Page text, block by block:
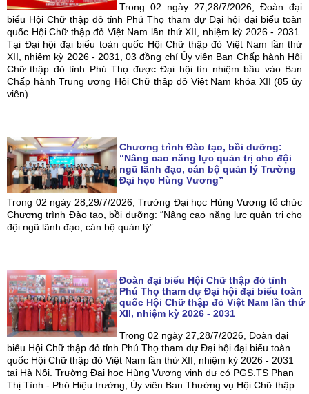
Trong 02 ngày 27,28/7/2026, Đoàn đại
biểu Hội Chữ thập đỏ tỉnh Phú Thọ tham dự Đại hội đại biểu toàn
quốc Hội Chữ thập đỏ Việt Nam lần thứ XII, nhiệm kỳ 2026 - 2031.
Tại Đại hội đại biểu toàn quốc Hội Chữ thập đỏ Việt Nam lần thứ
XII, nhiệm kỳ 2026 - 2031, 03 đồng chí Ủy viên Ban Chấp hành Hội
Chữ thập đỏ tỉnh Phú Thọ được Đại hội tín nhiệm bầu vào Ban
Chấp hành Trung ương Hội Chữ thập đỏ Việt Nam khóa XII (85 ủy
viên).
Chương trình Đào tạo, bồi dưỡng:
“Nâng cao năng lực quản trị cho đội
ngũ lãnh đạo, cán bộ quản lý Trường
Đại học Hùng Vương”
Trong 02 ngày 28,29/7/2026, Trường Đại học Hùng Vương tổ chức
Chương trình Đào tạo, bồi dưỡng: “Nâng cao năng lực quản trị cho
đội ngũ lãnh đạo, cán bộ quản lý”.
Đoàn đại biểu Hội Chữ thập đỏ tỉnh
Phú Thọ tham dự Đại hội đại biểu toàn
quốc Hội Chữ thập đỏ Việt Nam lần thứ
XII, nhiệm kỳ 2026 - 2031
Trong 02 ngày 27,28/7/2026, Đoàn đại
biểu Hội Chữ thập đỏ tỉnh Phú Thọ tham dự Đại hội đại biểu toàn
quốc Hội Chữ thập đỏ Việt Nam lần thứ XII, nhiệm kỳ 2026 - 2031
tại Hà Nội. Trường Đại học Hùng Vương vinh dự có PGS.TS Phan
Thị Tình - Phó Hiệu trưởng, Ủy viên Ban Thường vụ Hội Chữ thập